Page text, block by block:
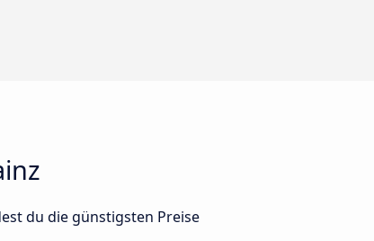
du die günstigsten Preise